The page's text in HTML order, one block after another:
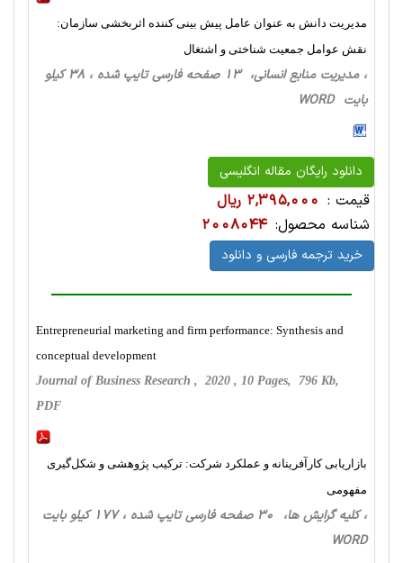
مدیریت دانش به عنوان عامل پیش بینی کننده اثربخشی سازمان:
نقش عوامل جمعیت شناختی و اشتغال
، مدیریت منابع انسانی، 13 صفحه فارسی تایپ شده ، 38 کیلو
بایت WORD
دانلود رایگان مقاله انگلیسی
قیمت : 2,395,000 ریال
شناسه محصول: 2008044
خرید ترجمه فارسی و دانلود
Entrepreneurial marketing and firm performance: Synthesis and
conceptual development
Journal of Business Research , 2020 , 10 Pages, 796 Kb,
PDF
بازاریابی کارآفرینانه و عملکرد شرکت: ترکیب پژوهشی و شکل‌گیری
مفهومی
، کلیه گرایش ها، 30 صفحه فارسی تایپ شده ، 177 کیلو بایت
WORD